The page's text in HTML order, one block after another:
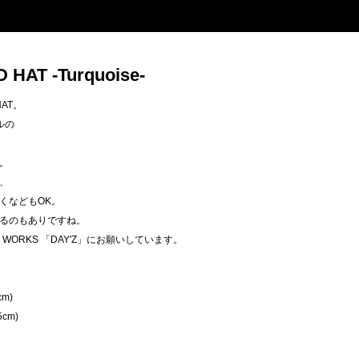
HAT -Turquoise-
。
の
などもOK。
のもありですね。
「DAY'Z」にお願いしています。